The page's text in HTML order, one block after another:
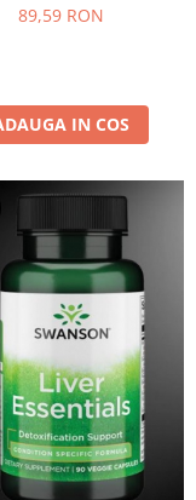
89,59 RON
IN COS